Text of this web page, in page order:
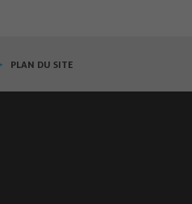
PLAN DU SITE